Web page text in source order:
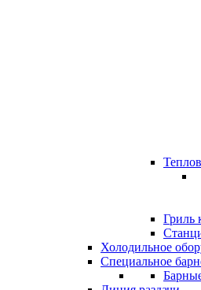
Гриль
Холодильное
Специальное